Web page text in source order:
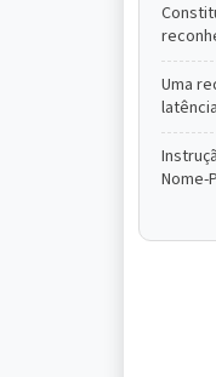
Uma
Nome-